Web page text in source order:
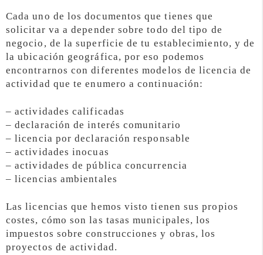
Cada uno de los documentos que tienes que
solicitar va a depender sobre todo del tipo de
negocio, de la superficie de tu establecimiento, y de
la ubicación geográfica, por eso podemos
encontrarnos con diferentes modelos de licencia de
actividad que te enumero a continuación:
– actividades calificadas
– declaración de interés comunitario
– licencia por declaración responsable
– actividades inocuas
– actividades de pública concurrencia
– licencias ambientales
Las licencias que hemos visto tienen sus propios
costes, cómo son las tasas municipales, los
impuestos sobre construcciones y obras, los
proyectos de actividad.